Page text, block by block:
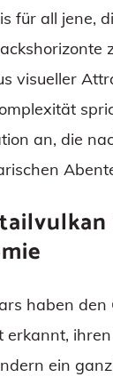
für all jene,
visueller
an, die
haben den
erkannt,
ein